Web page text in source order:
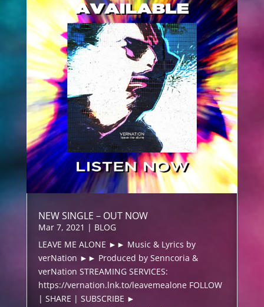
NEW SINGLE – OUT NOW
Mar 7, 2021 | BLOG
LEAVE ME ALONE ►► Music & Lyrics by
verNation ►► Produced by Senncoria &
verNation STREAMING SERVICES:
https://vernation.lnk.to/leavemealone FOLLOW
| SHARE | SUBSCRIBE ►